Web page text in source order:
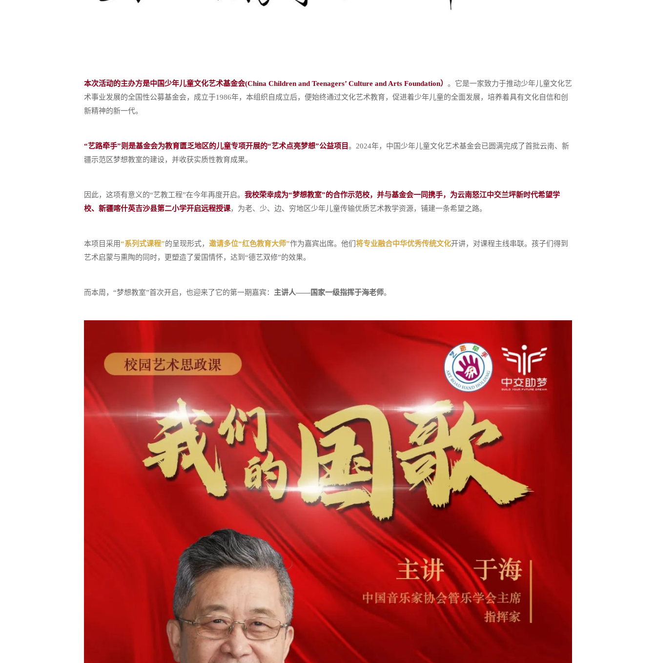
本次活动的主办方是中国少年儿童文化艺术基金会(China Children and Teenagers’ Culture and Arts Foundation） 。它是一家致力于推动少年儿童文化艺
术事业发展的全国性公募基金会，成立于1986年，本组织自成立后，便始终通过文化艺术教育，促进着少年儿童的全面发展，培养着具有文化自信和创
新精神的新一代。
“艺路牵手”则是基金会为教育匮乏地区的儿童专项开展的“艺术点亮梦想”公益项目。2024年，中国少年儿童文化艺术基金会已圆满完成了首批云南、新
疆示范区梦想教室的建设，并收获实质性教育成果。
因此，这项有意义的“艺教工程”在今年再度开启。 我校荣幸成为“梦想教室”的合作示范校，并与基金会一同携手，为云南怒江中交兰坪新时代希望学
校、新疆喀什英吉沙县第二小学开启远程授课，为老、少、边、穷地区少年儿童传输优质艺术教学资源，铺建一条希望之路。
本项目采用“系列式课程”的呈现形式， 邀请多位“红色教育大师”作为嘉宾出席。他们 将专业融合中华优秀传统文化开讲，对课程主线串联。孩子们得到
艺术启蒙与熏陶的同时，更塑造了爱国情怀，达到“德艺双修”的效果。
而本周，“梦想教室”首次开启，也迎来了它的第一期嘉宾： 主讲人——国家一级指挥于海老师。